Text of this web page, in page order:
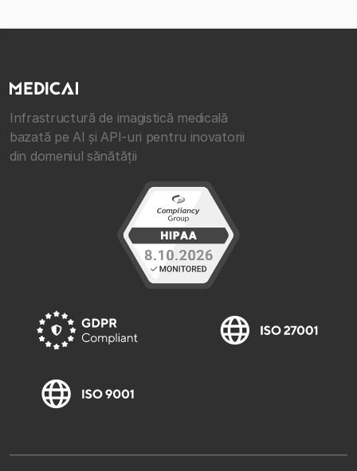
Infrastructură de imagistică medicală
bazată pe AI și API-uri pentru inovatorii
din domeniul sănătății